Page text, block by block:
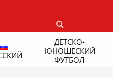
ДЕТСКО-
ЮНОШЕСКИЙ
ФУТБОЛ